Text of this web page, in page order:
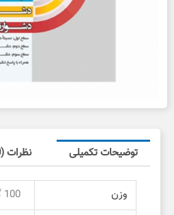
توضیحات تکمیلی نظرات (0)
وزن
100 گرم